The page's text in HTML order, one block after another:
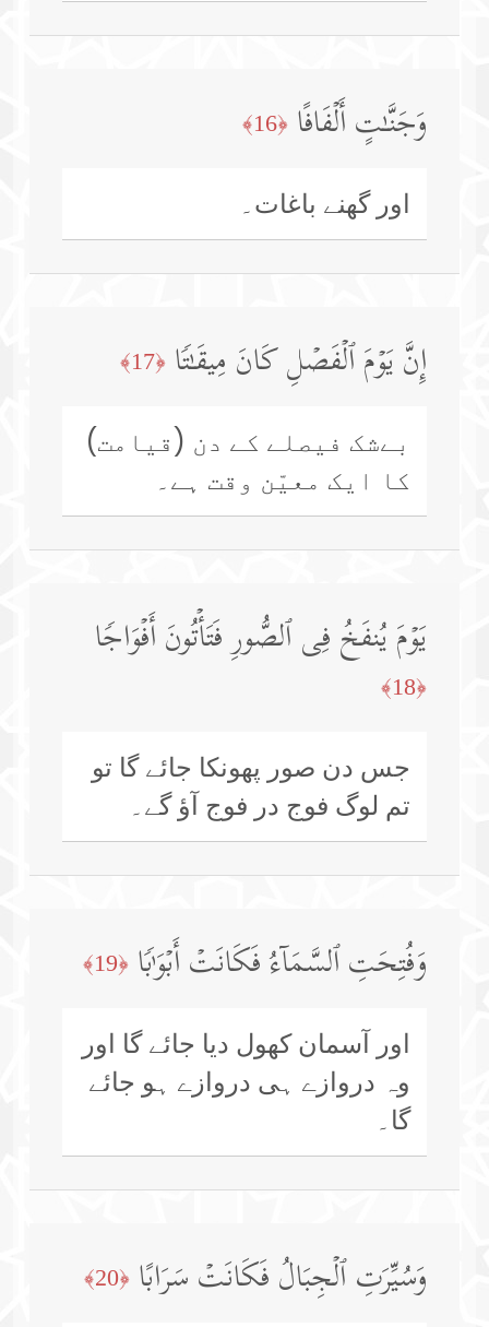
وَجَنَّـٰتٍ أَلۡفَافًا ﴿16﴾
اور گھنے باغات۔
إِنَّ یَوۡمَ ٱلۡفَصۡلِ كَانَ مِیقَـٰتࣰا ﴿17﴾
بےشک فیصلے کے دن (قیامت)
کا ایک معیّن وقت ہے۔
یَوۡمَ یُنفَخُ فِی ٱلصُّورِ فَتَأۡتُونَ أَفۡوَاجࣰا
﴿18﴾
جس دن صور پھونکا جائے گا تو
تم لوگ فوج در فوج آؤ گے۔
وَفُتِحَتِ ٱلسَّمَاۤءُ فَكَانَتۡ أَبۡوَ ٰ⁠بࣰا ﴿19﴾
اور آسمان کھول دیا جائے گا اور
وہ دروازے ہی دروازے ہو جائے
گا۔
وَسُیِّرَتِ ٱلۡجِبَالُ فَكَانَتۡ سَرَابًا ﴿20﴾